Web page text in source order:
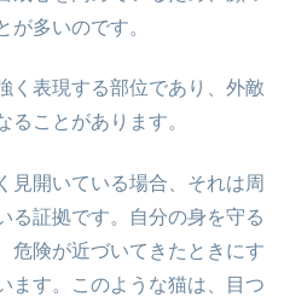
が多いのです。
く表現する部位であり、外敵
ることがあります。
見開いている場合、それは周
る証拠です。自分の身を守る
危険が近づいてきたときにす
ます。このような猫は、目つ